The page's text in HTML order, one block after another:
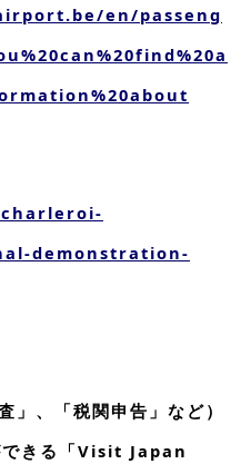
en/passeng
demonstration-
、「税関申告」など）
できる「Visit Japan